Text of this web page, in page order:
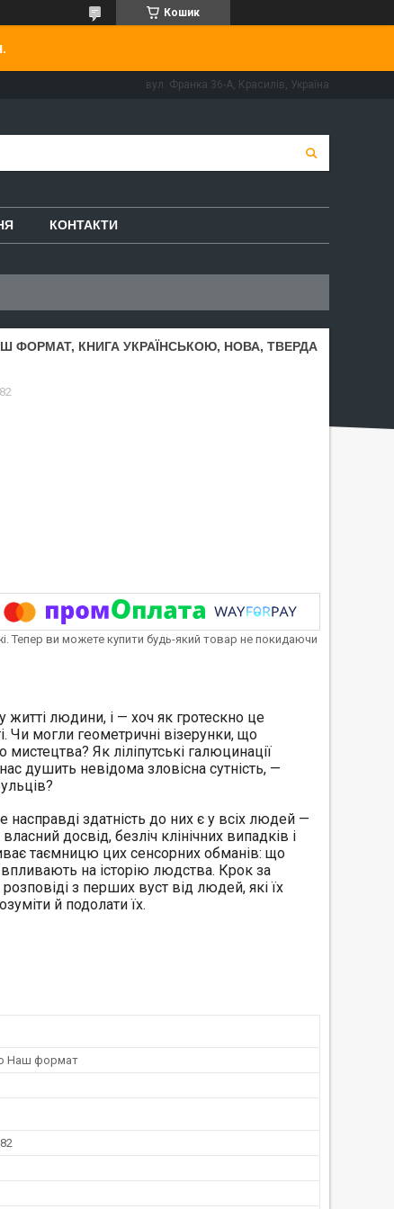
Кошик
вул. Франка 36-А, Красилів, Україна
КОНТАКТИ
ФОРМАТ, КНИГА УКРАЇНСЬКОЮ, НОВА, ТВЕРДА
Тепер ви можете купити будь-який товар не покидаючи
житті людини, і — хоч як гротескно це
Чи могли геометричні візерунки, що
Як ліліпутські галюцинації
душить невідома зловісна сутність, —
здатність до них є у всіх людей —
досвід, безліч клінічних випадків і
таємницю цих сенсорних обманів: що
на історію людства. Крок за
з перших вуст від людей, які їх
й подолати їх.
Наш формат